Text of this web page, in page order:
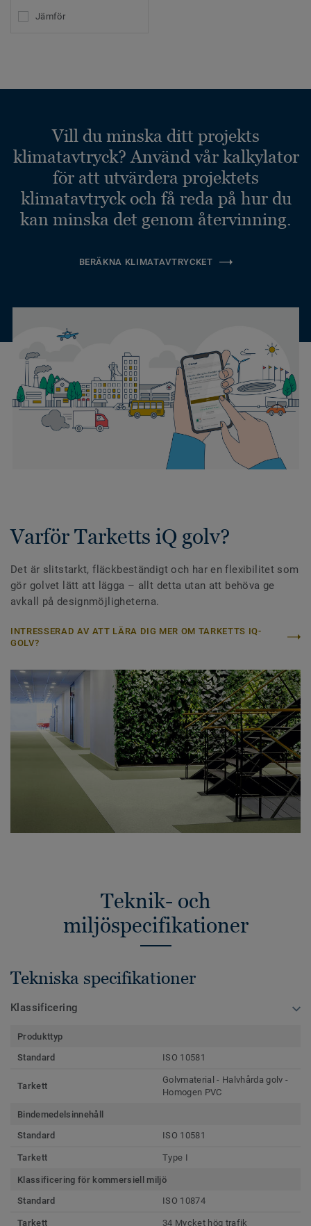
Jämför
Vill du minska ditt projekts
klimatavtryck? Använd vår kalkylator
för att utvärdera projektets
klimatavtryck och få reda på hur du
kan minska det genom återvinning.
BERÄKNA KLIMATAVTRYCKET
Varför Tarketts iQ golv?
Det är slitstarkt, fläckbeständigt och har en flexibilitet som
gör golvet lätt att lägga – allt detta utan att behöva ge
avkall på designmöjligheterna.
INTRESSERAD AV ATT LÄRA DIG MER OM TARKETTS IQ-
GOLV?
Teknik- och
miljöspecifikationer
Tekniska specifikationer
Klassificering
Produkttyp
Standard
ISO 10581
Tarkett
Golvmaterial - Halvhårda golv -
Homogen PVC
Bindemedelsinnehåll
Standard
ISO 10581
Tarkett Type I
Klassificering för kommersiell miljö
Standard
ISO 10874
Tarkett 34 Mycket hög trafik